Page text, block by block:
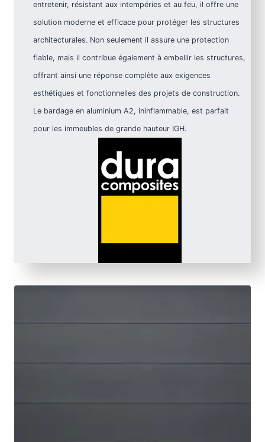
entretenir, résistant aux intempéries et au feu, il offre une
solution moderne et efficace pour protéger les structures
architecturales. Non seulement il assure une protection
fiable, mais il contribue également à embellir les structures,
offrant ainsi une réponse complète aux exigences
esthétiques et fonctionnelles des projets de construction.
Le bardage en aluminium A2, ininflammable, est parfait
pour les immeubles de grande hauteur IGH.